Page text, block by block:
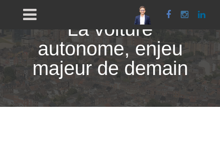
La voiture
autonome, enjeu
majeur de demain